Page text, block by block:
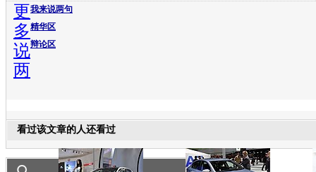
我来说两句
精华区
辩论区
更
多
说
两
看过该文章的人还看过